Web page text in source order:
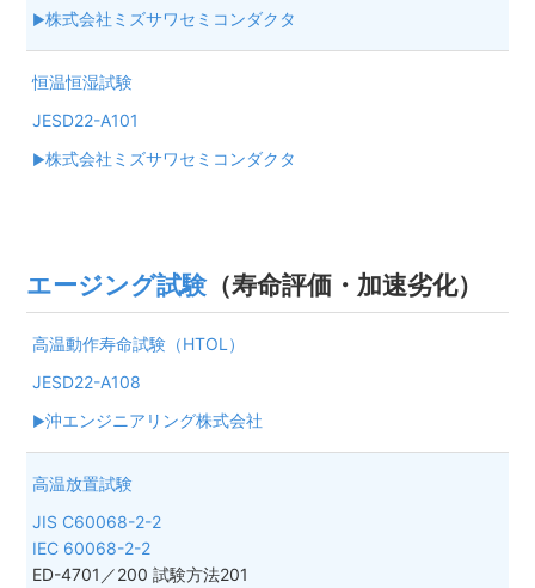
株式会社ミズサワセミコンダクタ
恒温恒湿試験
JESD22-A101
株式会社ミズサワセミコンダクタ
エージング試験（寿命評価・加速劣化）
高温動作寿命試験（HTOL）
JESD22-A108
沖エンジニアリング株式会社
高温放置試験
JIS C60068-2-2
IEC 60068-2-2
ED-4701／200 試験方法201